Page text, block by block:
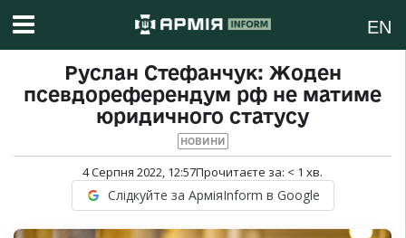
EN
Руслан Стефанчук: Жоден
псевдореферендум рф не матиме
юридичного статусу
НОВИНИ
4 Серпня 2022, 12:57Прочитаєте за: < 1 хв.
Слідкуйте за АрміяInform в Google